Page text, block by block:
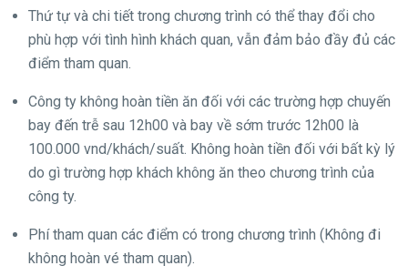
Thứ tự và chi tiết trong chương trình có thể thay đổi cho
phù hợp với tình hình khách quan, vẫn đảm bảo đầy đủ các
điểm tham quan.
Công ty không hoàn tiền ăn đối với các trường hợp chuyến
bay đến trễ sau 12h00 và bay về sớm trước 12h00 là
100.000 vnd/khách/suất. Không hoàn tiền đối với bất kỳ lý
do gì trường hợp khách không ăn theo chương trình của
công ty.
Phí tham quan các điểm có trong chương trình (Không đi
không hoàn vé tham quan).